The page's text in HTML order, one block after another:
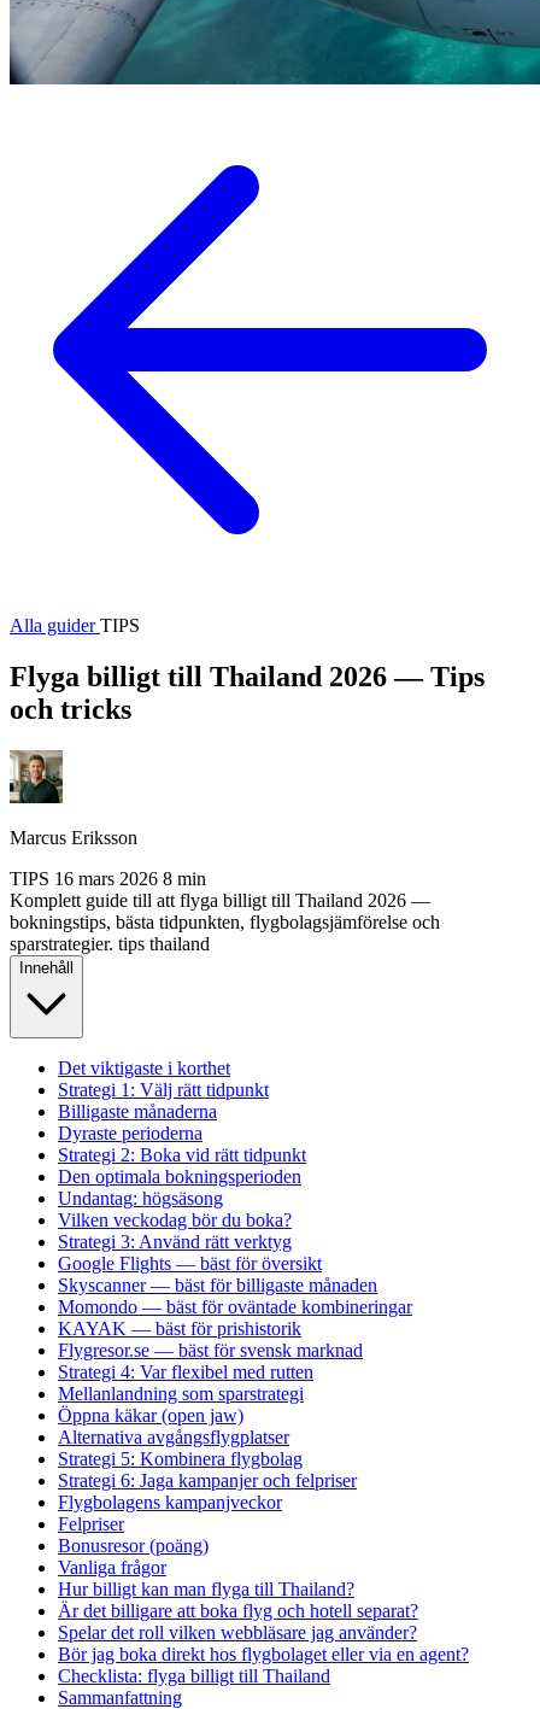
Alla guiderTIPS
Flyga billigt till Thailand 2026 — Tips
och tricks
Marcus Eriksson
TIPS 16 mars 2026 8 min
Komplett guide till att flyga billigt till Thailand 2026 —
bokningstips, bästa tidpunkten, flygbolagsjämförelse och
sparstrategier. tips thailand
Innehåll
Det viktigaste i korthet
Strategi 1: Välj rätt tidpunkt
Billigaste månaderna
Dyraste perioderna
Strategi 2: Boka vid rätt tidpunkt
Den optimala bokningsperioden
Undantag: högsäsong
Vilken veckodag bör du boka?
Strategi 3: Använd rätt verktyg
Google Flights — bäst för översikt
Skyscanner — bäst för billigaste månaden
Momondo — bäst för oväntade kombineringar
KAYAK — bäst för prishistorik
Flygresor.se — bäst för svensk marknad
Strategi 4: Var flexibel med rutten
Mellanlandning som sparstrategi
Öppna käkar (open jaw)
Alternativa avgångsflygplatser
Strategi 5: Kombinera flygbolag
Strategi 6: Jaga kampanjer och felpriser
Flygbolagens kampanjveckor
Felpriser
Bonusresor (poäng)
Vanliga frågor
Hur billigt kan man flyga till Thailand?
Är det billigare att boka flyg och hotell separat?
Spelar det roll vilken webbläsare jag använder?
Bör jag boka direkt hos flygbolaget eller via en agent?
Checklista: flyga billigt till Thailand
Sammanfattning